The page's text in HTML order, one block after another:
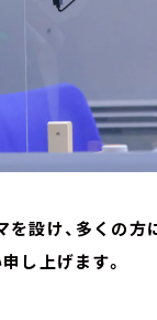
設け、多くの方
し上げます。